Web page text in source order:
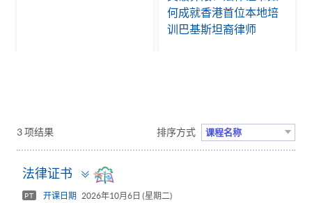
何成就香港首位本地培
训巴基斯坦裔律师
3 项结果 排序方式 课程名称
法律证书
Toggle
panel
PT 开课日期
2026年10月6日 (星期二)